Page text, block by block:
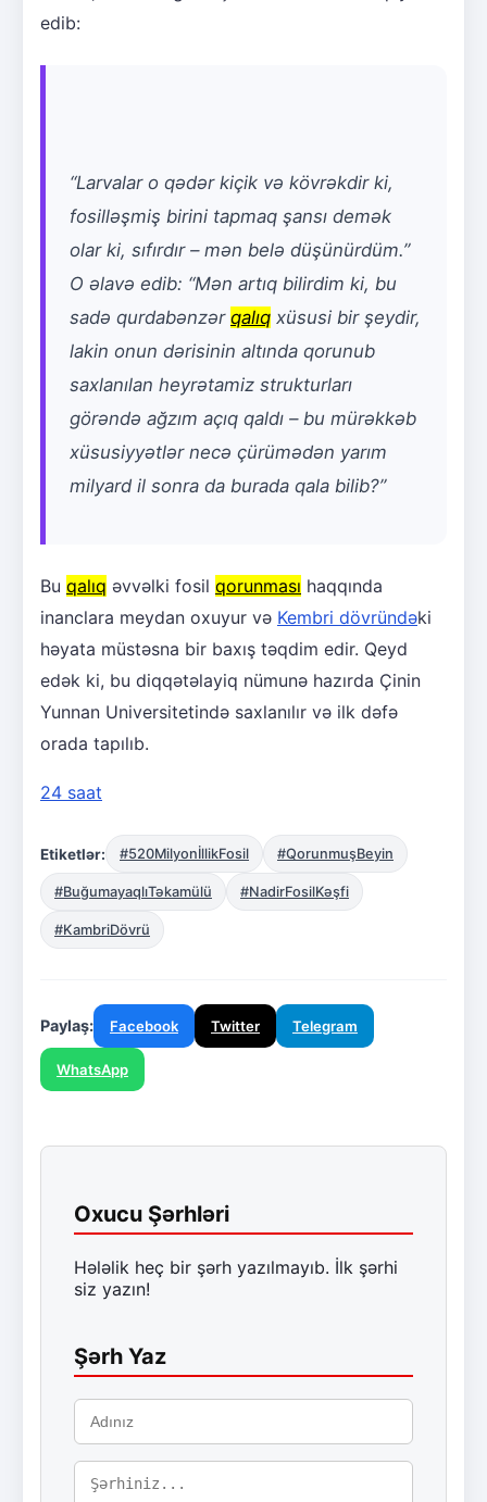
edib:
“Larvalar o qədər kiçik və kövrəkdir ki,
fosilləşmiş birini tapmaq şansı demək
olar ki, sıfırdır – mən belə düşünürdüm.”
O əlavə edib: “Mən artıq bilirdim ki, bu
sadə qurdabənzər qalıq xüsusi bir şeydir,
lakin onun dərisinin altında qorunub
saxlanılan heyrətamiz strukturları
görəndə ağzım açıq qaldı – bu mürəkkəb
xüsusiyyətlər necə çürümədən yarım
milyard il sonra da burada qala bilib?”
Bu qalıq əvvəlki fosil qorunması haqqında
inanclara meydan oxuyur və Kembri dövründəki
həyata müstəsna bir baxış təqdim edir. Qeyd
edək ki, bu diqqətəlayiq nümunə hazırda Çinin
Yunnan Universitetində saxlanılır və ilk dəfə
orada tapılıb.
24 saat
Etiketlər: #520MilyonİllikFosil #QorunmuşBeyin
#BuğumayaqlıTəkamülü #NadirFosilKəşfi
#KambriDövrü
Paylaş: Facebook Twitter Telegram
WhatsApp
Oxucu Şərhləri
Hələlik heç bir şərh yazılmayıb. İlk şərhi
siz yazın!
Şərh Yaz